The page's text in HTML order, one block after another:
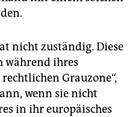
nicht zuständig. Diese
während ihres
Grauzone“,
wenn sie nicht
in ihr europäisches